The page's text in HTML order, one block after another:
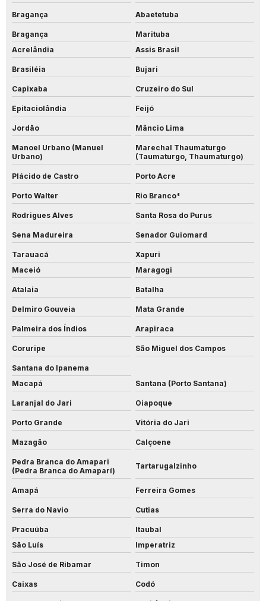
Bragança Abaetetuba
Bragança
Marituba
Acrelândia
Assis Brasil
Brasiléia Bujari
Capixaba Cruzeiro do Sul
Epitaciolândia Feijó
Jordão Mâncio Lima
Manoel Urbano (Manuel
Urbano)
Marechal Thaumaturgo
(Taumaturgo, Thaumaturgo)
Plácido de Castro Porto Acre
Porto Walter Rio Branco*
Rodrigues Alves Santa Rosa do Purus
Sena Madureira Senador Guiomard
Tarauacá
Xapuri
Maceió
Maragogi
Atalaia Batalha
Delmiro Gouveia Mata Grande
Palmeira dos Índios Arapiraca
Coruripe São Miguel dos Campos
Santana do Ipanema
Macapá
Santana (Porto Santana)
Laranjal do Jari Oiapoque
Porto Grande Vitória do Jari
Mazagão Calçoene
Pedra Branca do Amapari
(Pedra Branca do Amaparí)
Tartarugalzinho
Amapá Ferreira Gomes
Serra do Navio Cutias
Pracuúba
Itaubal
São Luís
Imperatriz
São José de Ribamar Timon
Caixas Codó